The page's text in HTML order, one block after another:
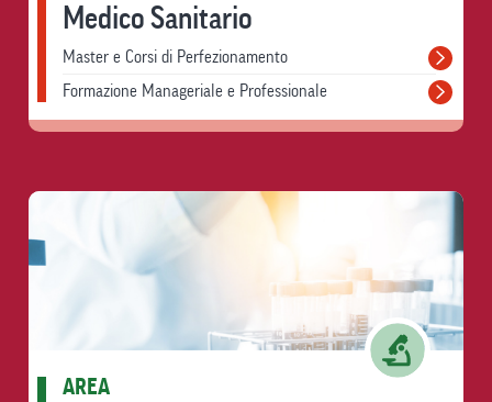
Medico Sanitario
Master e Corsi di Perfezionamento
Formazione Manageriale e Professionale
AREA